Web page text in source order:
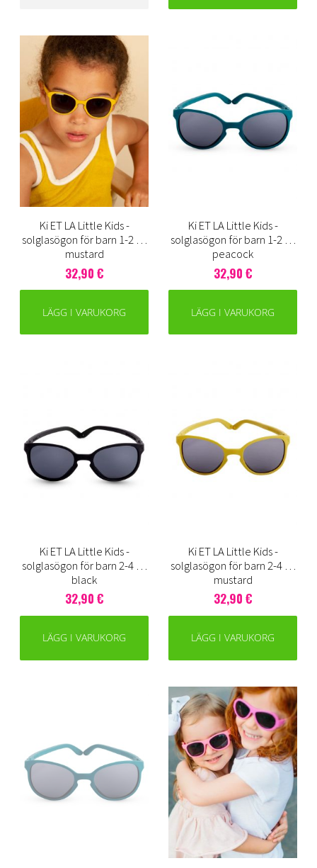
Ki ET LA Little Kids -
solglasögon för barn 1-2 år,
mustard
32,90 €
LÄGG I VARUKORG
Ki ET LA Little Kids -
solglasögon för barn 1-2 år,
peacock
32,90 €
LÄGG I VARUKORG
Ki ET LA Little Kids -
solglasögon för barn 2-4 år,
black
32,90 €
LÄGG I VARUKORG
Ki ET LA Little Kids -
solglasögon för barn 2-4 år,
mustard
32,90 €
LÄGG I VARUKORG